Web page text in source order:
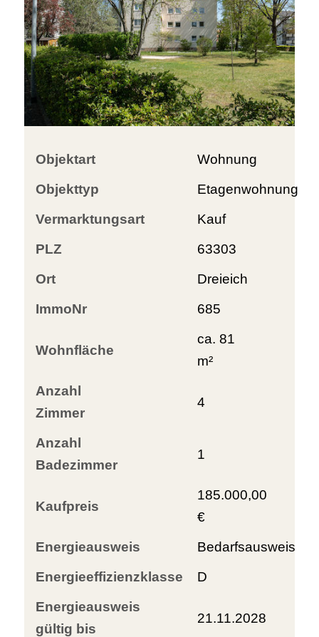
Objektart
Wohnung
Objekttyp
Etagenwohnung
Vermarktungsart
Kauf
PLZ
63303
Ort
Dreieich
ImmoNr
685
Wohnfläche
ca. 81
m²
Anzahl
Zimmer
4
Anzahl
Badezimmer
1
Kaufpreis
185.000,00
€
Energieausweis
Bedarfsausweis
Energieeffizienzklasse
D
Energieausweis
gültig bis
21.11.2028